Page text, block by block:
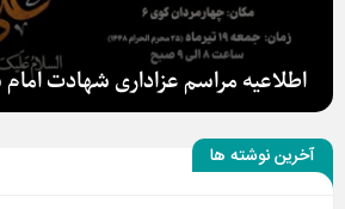
اطلاعیه مراسم عزاداری شهادت
آخرین نوشته ها